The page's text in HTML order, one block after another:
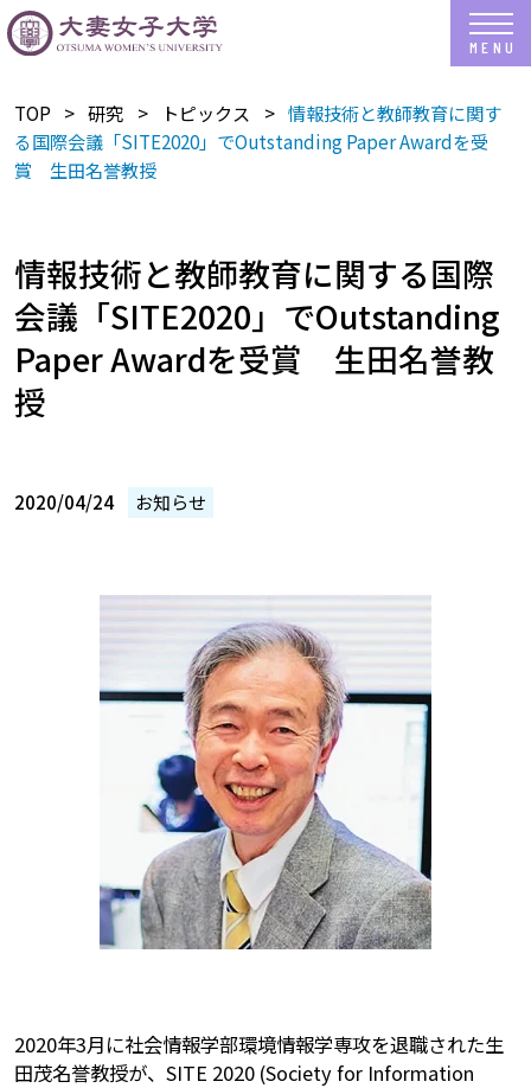
TOP 研究 トピックス
情報技術と教師教育に関す
る国際会議「SITE2020」でOutstanding Paper Awardを受
賞 生田名誉教授
情報技術と教師教育に関する国際
会議「SITE2020」でOutstanding
Paper Awardを受賞 生田名誉教
授
2020/04/24 お知らせ
2020年3月に社会情報学部環境情報学専攻を退職された生
田茂名誉教授が、SITE 2020 (Society for Information